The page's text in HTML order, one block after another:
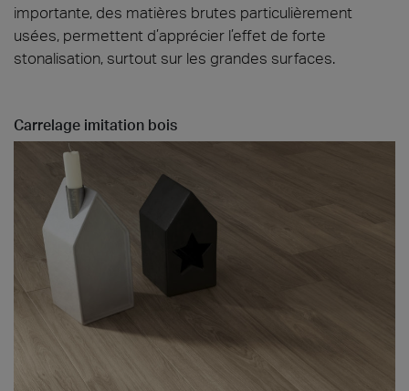
importante, des matières brutes particulièrement
usées, permettent d’apprécier l’effet de forte
stonalisation, surtout sur les grandes surfaces.
Carrelage imitation bois